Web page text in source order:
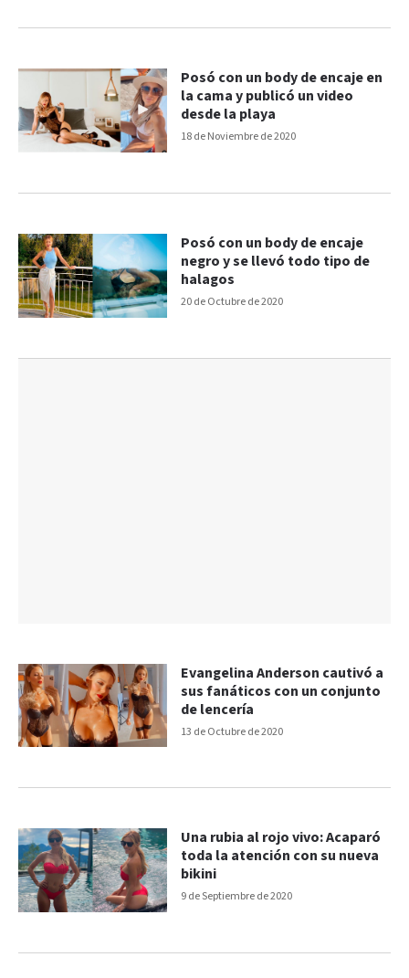
18 de Noviembre de 2020
Posó con un body de encaje en
la cama y publicó un video
desde la playa
20 de Octubre de 2020
Posó con un body de encaje
negro y se llevó todo tipo de
halagos
13 de Octubre de 2020
Evangelina Anderson cautivó a
sus fanáticos con un conjunto
de lencería
9 de Septiembre de 2020
Una rubia al rojo vivo: Acaparó
toda la atención con su nueva
bikini